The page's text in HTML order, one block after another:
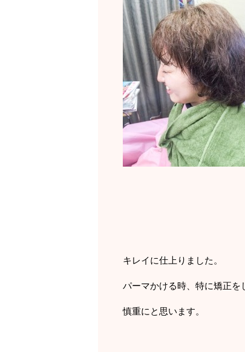
キレイに仕上りました。
パーマかける時、特に矯正を
慎重にと思います。